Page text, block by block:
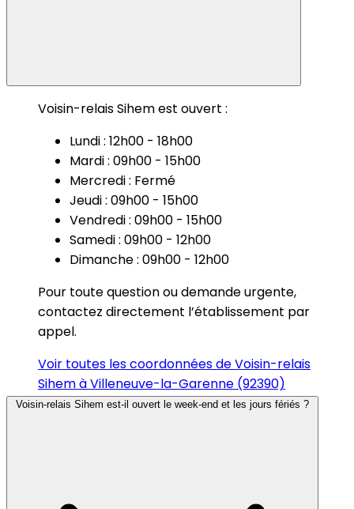
Voisin-relais Sihem est ouvert :
Lundi : 12h00 - 18h00
Mardi : 09h00 - 15h00
Mercredi : Fermé
Jeudi : 09h00 - 15h00
Vendredi : 09h00 - 15h00
Samedi : 09h00 - 12h00
Dimanche : 09h00 - 12h00
Pour toute question ou demande urgente,
contactez directement l’établissement par
appel.
Voir toutes les coordonnées de Voisin-relais
Sihem à Villeneuve-la-Garenne (92390)
Voisin-relais Sihem est-il ouvert le week-end et les jours fériés ?